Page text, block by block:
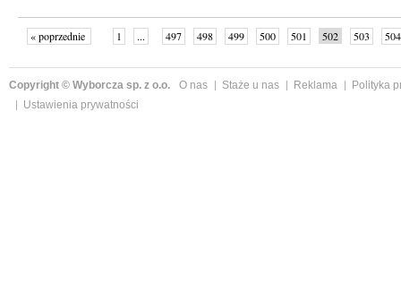
« poprzednie 1 ... 497 498 499 500 501 502 503
504
Copyright © Wyborcza sp. z o.o. O nas Staże u nas Reklama
Polityka
Ustawienia prywatności